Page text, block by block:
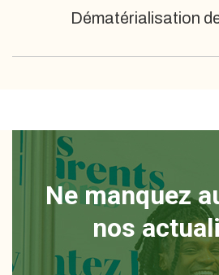
Dématérialisation
Ne manquez
nos